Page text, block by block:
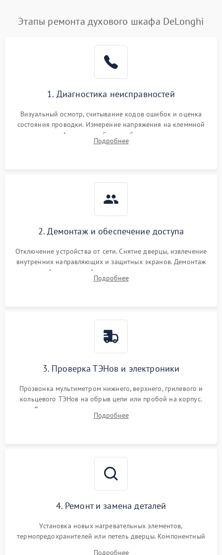
Этапы ремонта духового шкафа DeLonghi
1. Диагностика неисправностей
Визуальный осмотр, считывание кодов ошибок и оценка
состояния проводки. Измерение напряжения на клеммной
колодке. Анализ жалоб на проблемы с нагревом,
конвекцией, панелью управления или блокировкой дверцы.
Подробнее
2. Демонтаж и обеспечение доступа
Отключение устройства от сети. Снятие дверцы, извлечение
внутренних направляющих и защитных экранов. Демонтаж
задней или верхней панели для прямого доступа к
нагревательным элементам, плате и вентиляторам.
Подробнее
3. Проверка ТЭНов и электроники
Прозвонка мультиметром нижнего, верхнего, грилевого и
кольцевого ТЭНов на обрыв цепи или пробой на корпус.
Диагностика термостата, датчиков температуры,
переключателя режимов и мотора конвекции.
Подробнее
4. Ремонт и замена деталей
Установка новых нагревательных элементов,
термопредохранителей или петель дверцы. Компонентный
Подробнее